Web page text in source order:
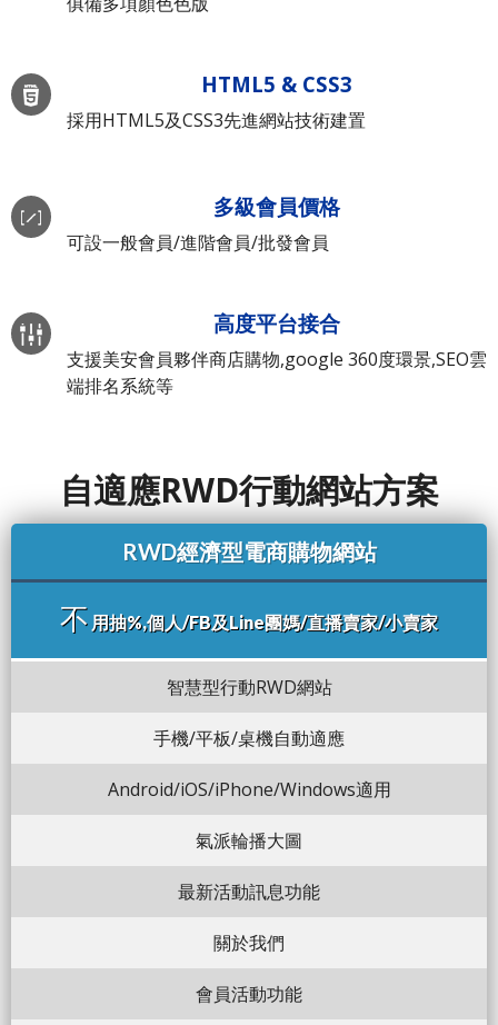
HTML5 & CSS3
採用HTML5及CSS3先進網站技術建置
多級會員價格
可設一般會員/進階會員/批發會員
高度平台接合
支援美安會員夥伴商店購物,google 360度環景,SEO雲
端排名系統等
自適應RWD行動網站方案
RWD經濟型電商購物網站
不 用抽%,個人/FB及Line團媽/直播賣家/小賣家
智慧型行動RWD網站
手機/平板/桌機自動適應
Android/iOS/iPhone/Windows適用
氣派輪播大圖
最新活動訊息功能
關於我們
會員活動功能